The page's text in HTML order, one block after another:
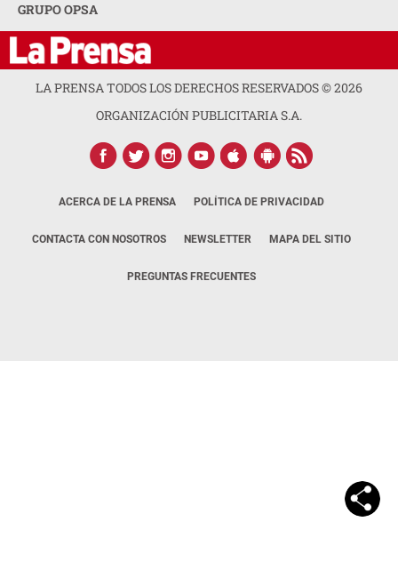
GRUPO OPSA
LA PRENSA TODOS LOS DERECHOS RESERVADOS ©2026
ORGANIZACIÓN PUBLICITARIA S.A.
ACERCA DE LA PRENSA POLÍTICA DE PRIVACIDAD
CONTACTA CON NOSOTROS NEWSLETTER MAPA DEL SITIO
PREGUNTAS FRECUENTES